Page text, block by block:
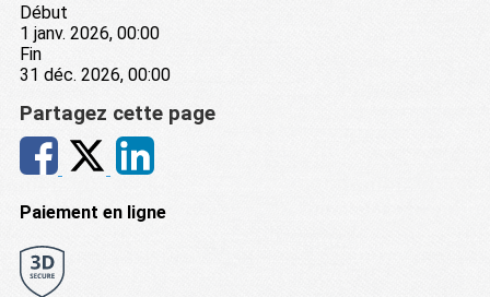
Début
1 janv. 2026, 00:00
Fin
31 déc. 2026, 00:00
Partagez cette page
Paiement en ligne